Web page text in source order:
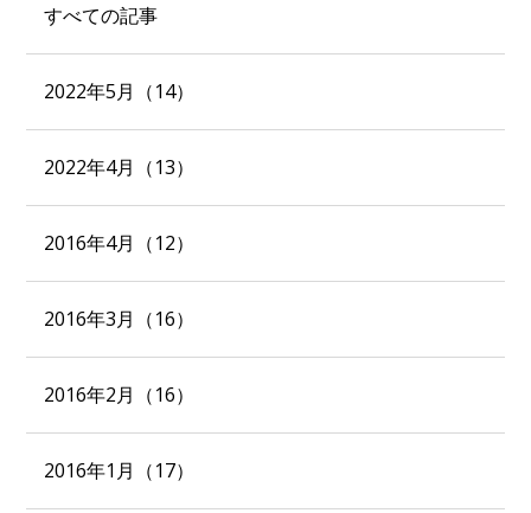
すべての記事
2022年5月（14）
2022年4月（13）
2016年4月（12）
2016年3月（16）
2016年2月（16）
2016年1月（17）